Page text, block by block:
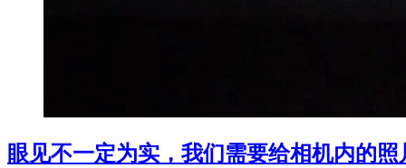
眼见不一定为实，我们需要给相机内的